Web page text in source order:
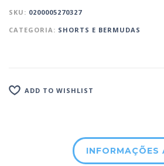
SKU: 0200005270327
CATEGORIA: SHORTS E BERMUDAS
ADD TO WISHLIST
INFORMAÇÕES